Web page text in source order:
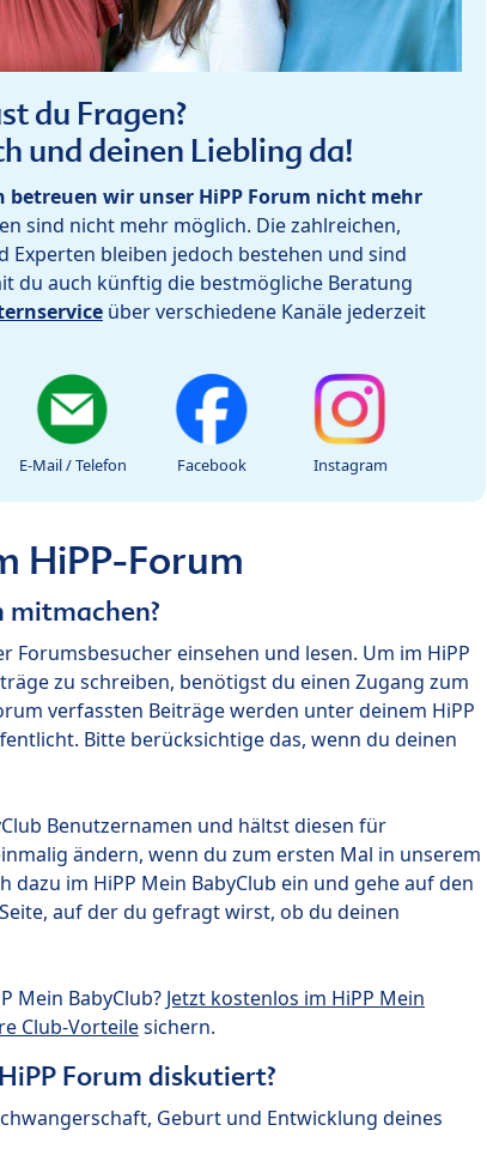
du Fragen?
und deinen Liebling da!
betreuen wir unser HiPP Forum nicht mehr
sind nicht mehr möglich. Die zahlreichen,
Experten bleiben jedoch bestehen und sind
du auch künftig die bestmögliche Beratung
über verschiedene Kanäle jederzeit
E-Mail / Telefon Facebook Instagram
HiPP-Forum
mitmachen?
Forumsbesucher einsehen und lesen. Um im HiPP
zu schreiben, benötigst du einen Zugang zum
verfassten Beiträge werden unter deinem HiPP
Bitte berücksichtige das, wenn du deinen
Benutzernamen und hältst diesen für
ändern, wenn du zum ersten Mal in unserem
im HiPP Mein BabyClub ein und gehe auf den
auf der du gefragt wirst, ob du deinen
Mein BabyClub? Jetzt kostenlos im HiPP Mein
Club-Vorteilesichern.
Forum diskutiert?
Geburt und Entwicklung deines